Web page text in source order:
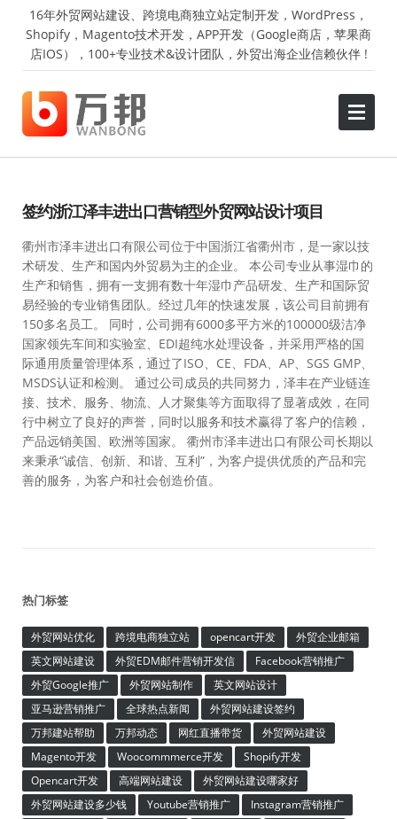
16年外贸网站建设、跨境电商独立站定制开发，WordPress，
Shopify，Magento技术开发，APP开发（Google商店，苹果商
店IOS），100+专业技术&设计团队，外贸出海企业信赖伙伴 !
签约浙江泽丰进出口营销型外贸网站设计项目
衢州市泽丰进出口有限公司位于中国浙江省衢州市，是一家以技
术研发、生产和国内外贸易为主的企业。 本公司专业从事湿巾的
生产和销售，拥有一支拥有数十年湿巾产品研发、生产和国际贸
易经验的专业销售团队。经过几年的快速发展，该公司目前拥有
150多名员工。 同时，公司拥有6000多平方米的100000级洁净
国家领先车间和实验室、EDI超纯水处理设备，并采用严格的国
际通用质量管理体系，通过了ISO、CE、FDA、AP、SGS GMP、
MSDS认证和检测。 通过公司成员的共同努力，泽丰在产业链连
接、技术、服务、物流、人才聚集等方面取得了显著成效，在同
行中树立了良好的声誉，同时以服务和技术赢得了客户的信赖，
产品远销美国、欧洲等国家。 衢州市泽丰进出口有限公司长期以
来秉承“诚信、创新、和谐、互利”，为客户提供优质的产品和完
善的服务，为客户和社会创造价值。
热门标签
外贸网站优化 跨境电商独立站 opencart开发
外贸企业邮箱
英文网站建设
外贸EDM邮件营销开发信
Facebook营销推广
外贸Google推广
外贸网站制作
英文网站设计
亚马逊营销推广
全球热点新闻
外贸网站建设签约
万邦建站帮助
万邦动态 网红直播带货
外贸网站建设
Magento开发
Woocommmerce开发
Shopify开发
Opencart开发
高端网站建设
外贸网站建设哪家好
外贸网站建设多少钱
Youtube营销推广
Instagram营销推广